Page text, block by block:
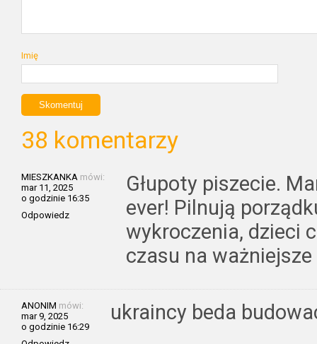
Imię
38 komentarzy
MIESZKANKA mówi:
mar 11, 2025
o godzinie 16:35
Odpowiedz
Głupoty piszecie.
ever! Pilnują
wykroczenia, dzieci
czasu na
ANONIM mówi:
mar 9, 2025
o godzinie 16:29
ukraincy beda